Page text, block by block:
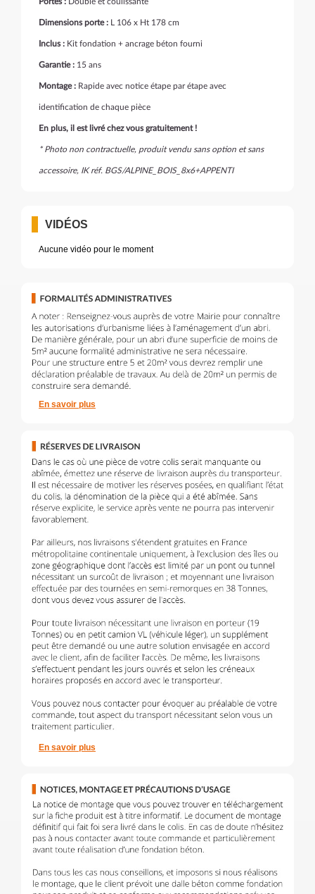
Dimensions porte : L 106 x Ht 178 cm
Inclus : Kit fondation + ancrage béton fourni
Garantie : 15 ans
Montage : Rapide avec notice étape par étape avec
identification de chaque pièce
En plus, il est livré chez vous gratuitement !
* Photo non contractuelle, produit vendu sans option et sans
accessoire, IK réf. BGS/ALPINE_BOIS_8x6+APPENTI
VIDÉOS
Aucune vidéo pour le moment
En savoir plus
En savoir plus